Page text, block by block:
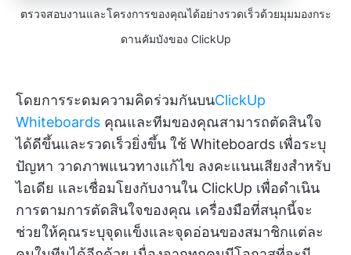
ตรวจสอบงานและโครงการของคุณได้อย่างรวดเร็วด้วยมุมมองกระ
ดานคัมบังของ ClickUp
โดยการระดมความคิดร่วมกันบนClickUp
Whiteboards คุณและทีมของคุณสามารถตัดสินใจ
ได้ดีขึ้นและรวดเร็วยิ่งขึ้น ใช้ Whiteboards เพื่อระบุ
ปัญหา วาดภาพแนวทางแก้ไข ลงคะแนนเสียงสำหรับ
ไอเดีย และเชื่อมโยงกับงานใน ClickUp เพื่อดำเนิน
การตามการตัดสินใจของคุณ เครื่องมือที่สนุกนี้จะ
ช่วยให้คุณระบุจุดแข็งและจุดอ่อนของสมาชิกแต่ละ